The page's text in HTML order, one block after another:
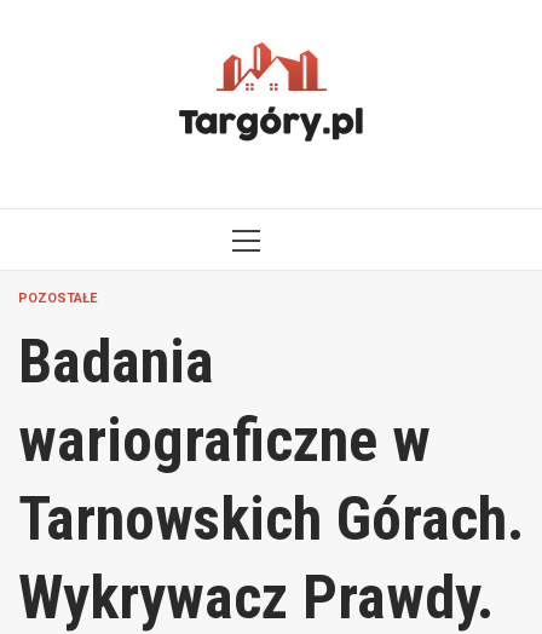
MENU
POZOSTAŁE
Badania
wariograficzne w
Tarnowskich Górach.
Wykrywacz Prawdy.